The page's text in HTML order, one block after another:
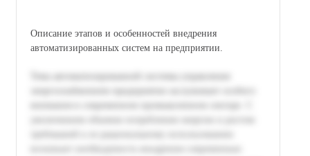
Описание этапов и особенностей внедрения
автоматизированных систем на предприятии.